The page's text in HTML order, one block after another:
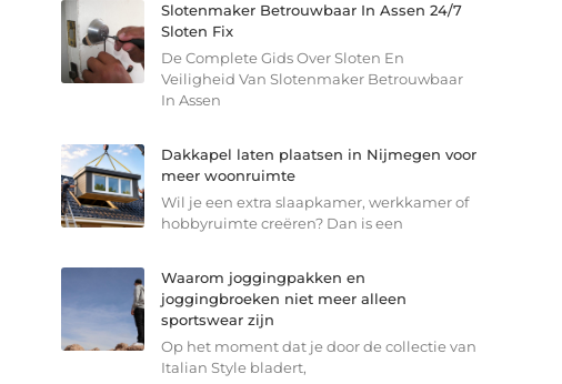
Slotenmaker Betrouwbaar In Assen 24/7
Sloten Fix
De Complete Gids Over Sloten En
Veiligheid Van Slotenmaker Betrouwbaar
In Assen
Dakkapel laten plaatsen in Nijmegen voor
meer woonruimte
Wil je een extra slaapkamer, werkkamer of
hobbyruimte creëren? Dan is een
Waarom joggingpakken en
joggingbroeken niet meer alleen
sportswear zijn
Op het moment dat je door de collectie van
Italian Style bladert,